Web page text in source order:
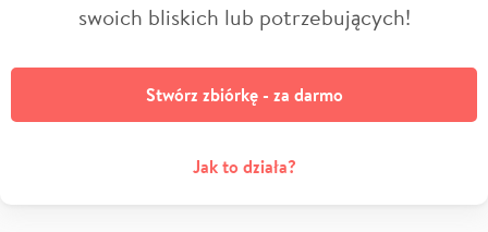
swoich bliskich lub potrzebujących!
Stwórz zbiórkę - za darmo
Jak to działa?